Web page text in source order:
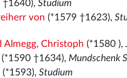
†1640),Studium
von (*1579 †1623),
Almegg, Christoph (*1580 ),
(*1590 †1634), Mundschenk
(*1593),Studium